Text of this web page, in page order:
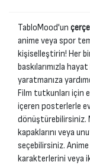
TabloMood'un
anime veya spor
kişiselleştirin! Her
baskılarımızla
yaratmanıza
Film tutkunları için
içeren posterlerle
dönüştürebilirsiniz.
kapaklarını veya
seçebilirsiniz.
karakterlerini veya